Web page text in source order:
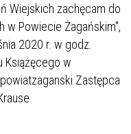
Wiejskich zachęcam do
w Powiecie Żagańskim",
2020 r. w godz.
Książęcego w